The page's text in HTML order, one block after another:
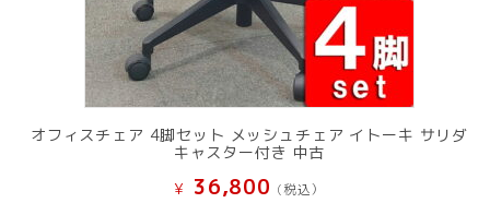
オフィスチェア 4脚セット メッシュチェア イトーキ サリダ
キャスター付き 中古
¥ 36,800 (税込）